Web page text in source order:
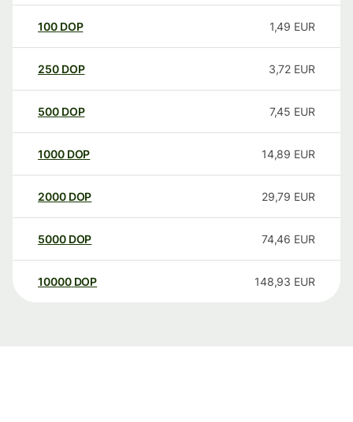
100 DOP 1,49 EUR
250 DOP 3,72 EUR
500 DOP 7,45 EUR
1000 DOP 14,89 EUR
2000 DOP 29,79 EUR
5000 DOP 74,46 EUR
10000 DOP 148,93 EUR